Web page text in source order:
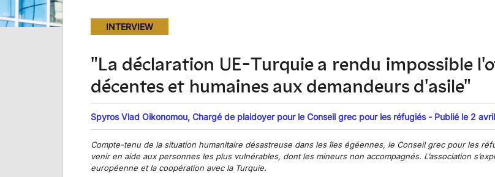
INTERVIEW
"La déclaration UE-Turquie a rendu impossible
décentes et humaines aux demandeurs d'asile"
Spyros Vlad Oikonomou, Chargé de plaidoyer pour le Conseil grec pour les réfugiés - Publié le 2
Compte-tenu de la situation humanitaire désastreuse dans les îles égéennes, le Conseil grec pour les
venir en aide aux personnes les plus vulnérables, dont les mineurs non accompagnés. L’association
européenne et la coopération avec la Turquie.